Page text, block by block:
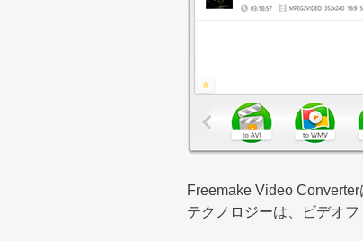
Freemake Video
テクノロジーは、ビデオ